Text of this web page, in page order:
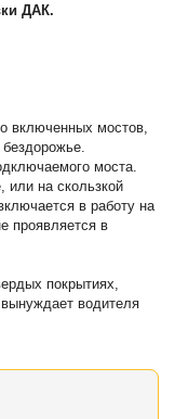
ДАК.
включенных мостов,
моста.
или на скользкой
в работу на
проявляется в
покрытиях,
водителя